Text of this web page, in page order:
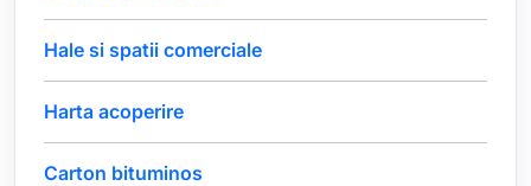
Hale si spatii comerciale
Harta acoperire
Carton bituminos